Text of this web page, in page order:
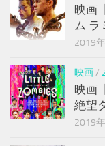
映画
ム ラ
2019
映画/
映画
絶望
2019